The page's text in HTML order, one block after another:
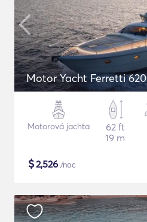
Motor Yacht Ferretti 620
Motorová jachta
62 ft
19 m
$2,526 /noc